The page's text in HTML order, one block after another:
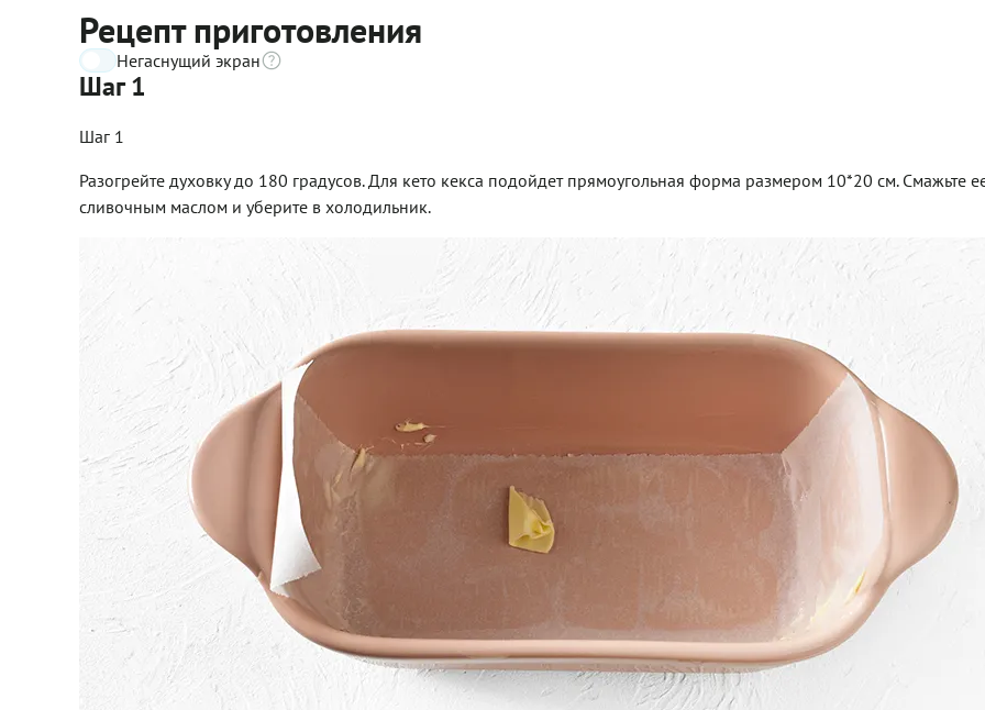
Рецепт приготовления
Негаснущий экран
Шаг 1
Шаг 1
Разогрейте духовку до 180 градусов. Для кето кекса подойдет прямоугольная форма размером 10*20 см. Смажьте
сливочным маслом и уберите в холодильник.